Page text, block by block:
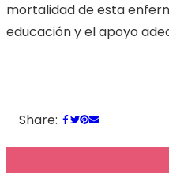
mortalidad de esta
educación y el apoyo
Share: